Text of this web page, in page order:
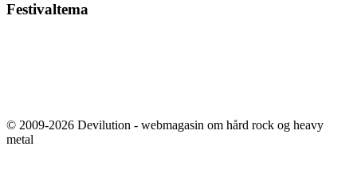
Festivaltema
© 2009-2026 Devilution - webmagasin om hård rock og heavy
metal